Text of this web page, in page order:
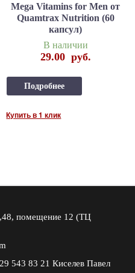
Mega Vitamins for Men от
Quamtrax Nutrition (60
капсул)
В наличии
29.00 руб.
Подробнее
Купить в 1 клик
помещение 12 (ТЦ
543 83 21 Киселев Павел